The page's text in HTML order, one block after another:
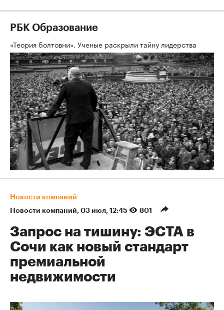
РБК Образование
«Теория болтовни». Ученые раскрыли тайну лидерства
Новости компаний
Новости компаний⁠, 03 июл, 12:45 801
Запрос на тишину: ЭСТА в
Сочи как новый стандарт
премиальной
недвижимости